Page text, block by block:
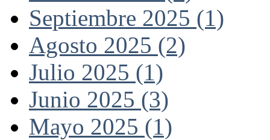
Septiembre 2025 (1)
Agosto 2025 (2)
Julio 2025 (1)
Junio 2025 (3)
Mayo 2025 (1)